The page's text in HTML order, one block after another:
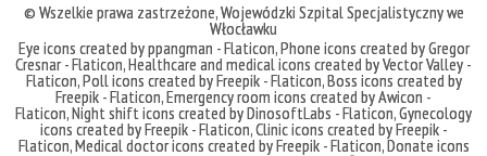
© Wszelkie prawa zastrzeżone,Wojewódzki Szpital Specjalistyczny we
Włocławku
Eye icons created by ppangman - Flaticon,Phone icons created by Gregor
Cresnar - Flaticon,Healthcare and medical icons created by Vector Valley -
Flaticon,Poll icons created by Freepik - Flaticon,Boss icons created by
Freepik - Flaticon,Emergency room icons created by Awicon -
Flaticon,Night shift icons created by DinosoftLabs - Flaticon,Gynecology
icons created by Freepik - Flaticon,Clinic icons created by Freepik -
Flaticon,Medical doctor icons created by Freepik - Flaticon,Donate icons